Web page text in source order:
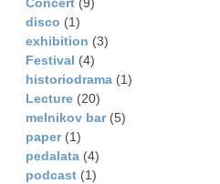
Concert (9)
disco (1)
exhibition (3)
Festival (4)
historiodrama (1)
Lecture (20)
melnikov bar(5)
paper(1)
pedalata (4)
podcast (1)